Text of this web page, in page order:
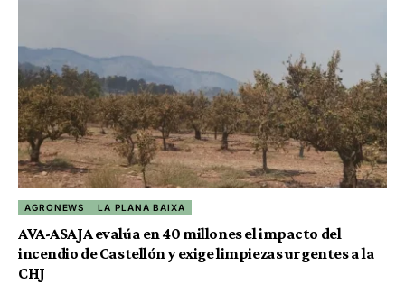
AGRONEWS LA PLANA BAIXA
AVA-ASAJA evalúa en 40 millones el impacto del
incendio de Castellón y exige limpiezas urgentes a la
CHJ